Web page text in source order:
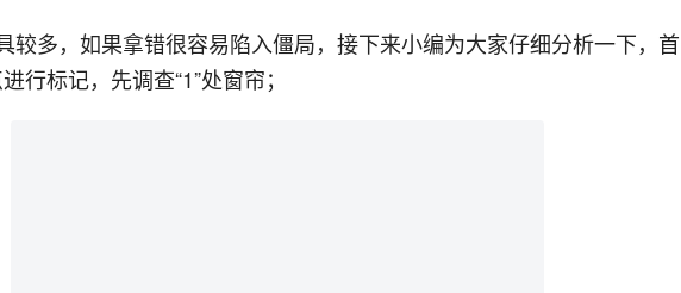
较多，如果拿错很容易陷入僵局，接下来小编为大家仔细分析一下，首
行标记，先调查“1”处窗帘；